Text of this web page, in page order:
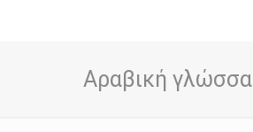
Αραβική γλώσσα